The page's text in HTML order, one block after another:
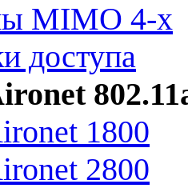
MIMO 4-x
доступа
1800
2800